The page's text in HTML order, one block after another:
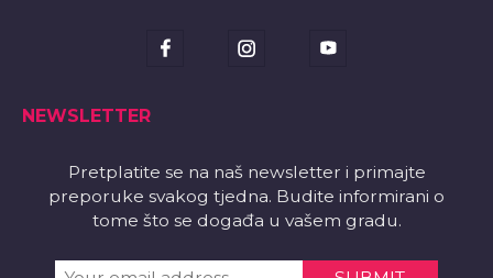
NEWSLETTER
Pretplatite se na naš newsletter i primajte
preporuke svakog tjedna. Budite informirani o
tome što se događa u vašem gradu.